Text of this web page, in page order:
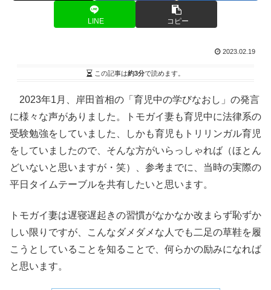
LINE コピー
2023.02.19
この記事は約3分で読めます。
2023年1月、岸田首相の「育児中の学びなおし」の発言
に様々な声がありました。トモガイ妻も育児中に法律系の
受験勉強をしていました、しかも育児もトリリンガル育児
をしていましたので、そんな方がいらっしゃれば（ほとん
どいないと思いますが・笑）、参考までに、当時の実際の
平日タイムテーブルを共有したいと思います。
トモガイ妻は遅寝遅起きの習慣がなかなか改まらず恥ずか
しい限りですが、こんなダメダメな人でも二足の草鞋を履
こうとしていることを知ることで、何らかの励みになれば
と思います。